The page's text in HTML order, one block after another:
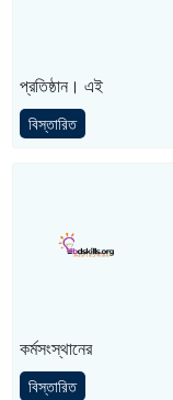
প্রতিষ্ঠান। এই
বিস্তারিত
কর্মসংস্থানের
বিস্তারিত